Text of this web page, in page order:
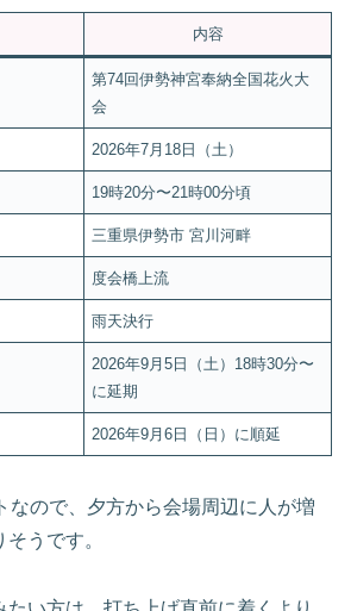
内容
第74回伊勢神宮奉納全国花火大
会
2026年7月18日（土）
19時20分〜21時00分頃
三重県伊勢市 宮川河畔
度会橋上流
雨天決行
2026年9月5日（土）18時30分〜
に延期
2026年9月6日（日）に順延
なので、夕方から会場周辺に人が増
うです。